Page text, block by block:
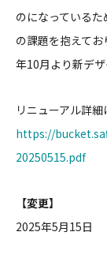
のになっている
の課題を抱えて
年10月より新デザ
リニューアル詳
https://
20250515.pdf
【変更】
2025年5月15日